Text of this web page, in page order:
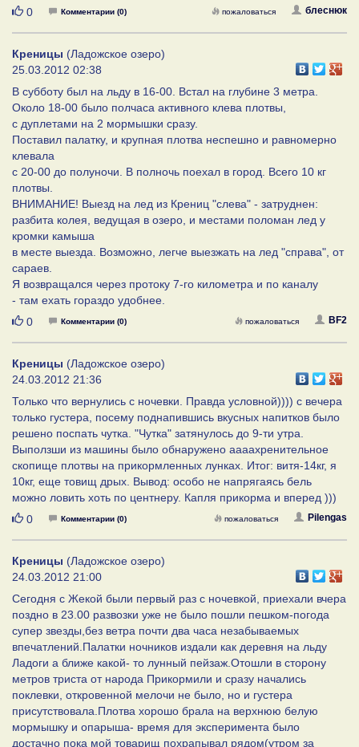
Нравится
0 Комментарии (0) блеснюк
пожаловаться
Креницы (Ладожское озеро)
25.03.2012 02:38
В субботу был на льду в 16-00. Встал на глубине 3 метра.
Около 18-00 было полчаса активного клева плотвы,
с дуплетами на 2 мормышки сразу.
Поставил палатку, и крупная плотва неспешно и равномерно
клевала
с 20-00 до полуночи. В полночь поехал в город. Всего 10 кг
плотвы.
ВНИМАНИЕ! Выезд на лед из Крениц "слева" - затруднен:
разбита колея, ведущая в озеро, и местами поломан лед у
кромки камыша
в месте выезда. Возможно, легче выезжать на лед "справа", от
сараев.
Я возвращался через протоку 7-го километра и по каналу
- там ехать гораздо удобнее.
Нравится
0 Комментарии (0) BF2
пожаловаться
Креницы (Ладожское озеро)
24.03.2012 21:36
Только что вернулись с ночевки. Правда условной)))) с вечера
только густера, посему поднапившись вкусных напитков было
решено поспать чутка. "Чутка" затянулось до 9-ти утра.
Выползши из машины было обнаружено аааахренительное
скопище плотвы на прикормленных лунках. Итог: витя-14кг, я
10кг, еще товищ дрых. Вывод: особо не напрягаясь бель
можно ловить хоть по центнеру. Капля прикорма и вперед )))
Нравится
0 Комментарии (0) Pilengas
пожаловаться
Креницы (Ладожское озеро)
24.03.2012 21:00
Сегодня с Жекой были первый раз с ночевкой, приехали вчера
поздно в 23.00 развозки уже не было пошли пешком-погода
супер звезды,без ветра почти два часа незабываемых
впечатлений.Палатки ночников издали как деревня на льду
Ладоги а ближе какой- то лунный пейзаж.Отошли в сторону
метров триста от народа Прикормили и сразу начались
поклевки, откровенной мелочи не было, но и густера
присутствовала.Плотва хорошо брала на верхнюю белую
мормышку и опарыша- время для эксперимента было
достачно пока мой товарищ похрапывал рядом(утром за